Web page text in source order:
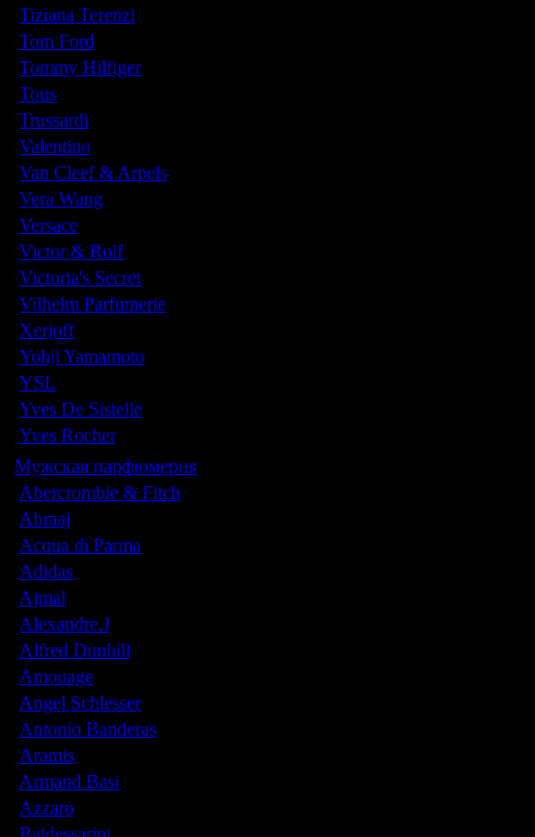
Tiziana Terenzi
Tom Ford
Tommy Hilfiger
Tous
Trussardi
Valentino
Van Cleef & Arpels
Vera Wang
Versace
Victor & Rolf
Victoria's Secret
Vilhelm Parfumerie
Xerjoff
Yohji Yamamoto
YSL
Yves De Sistelle
Yves Rocher
Мужская парфюмерия
Abercrombie & Fitch
Abraaj
Acqua di Parma
Adidas
Ajmal
Alexandre.J
Alfred Dunhill
Amouage
Angel Schlesser
Antonio Banderas
Aramis
Armand Basi
Azzaro